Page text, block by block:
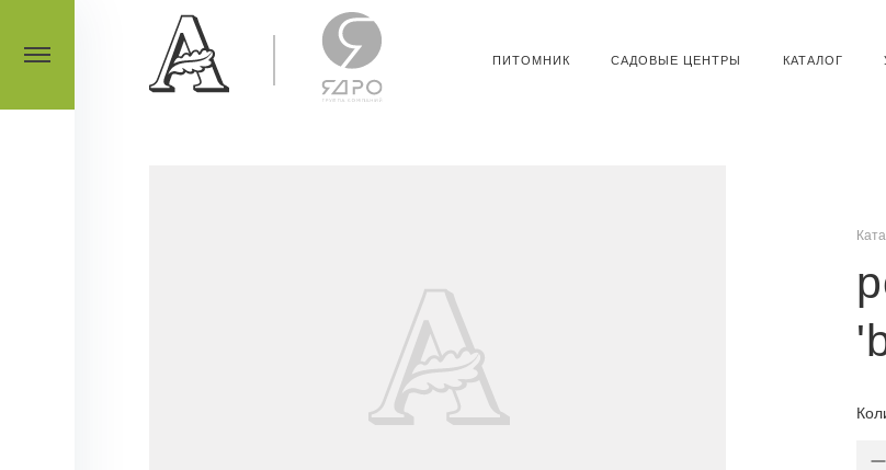
ПИТОМНИК САДОВЫЕ ЦЕНТРЫ КАТАЛОГ